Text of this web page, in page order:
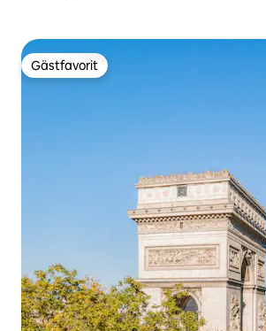
Gästfavorit
Gästfavorit